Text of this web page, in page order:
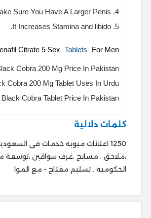
4. Get Black Cobra Tablets Make Sure You Have A Larger Penis.
5. It Increases Stamina and libido.
Citrate 5 Sex Tablets For Men:
Cobra 200 Mg Price In Pakistan
Cobra 200 Mg Tablet Uses In Urdu
Black Cobra Tablet Price In Pakistan
كلمات دلالية
الحكومية . ‎تسليم مفتاح - مع الموا